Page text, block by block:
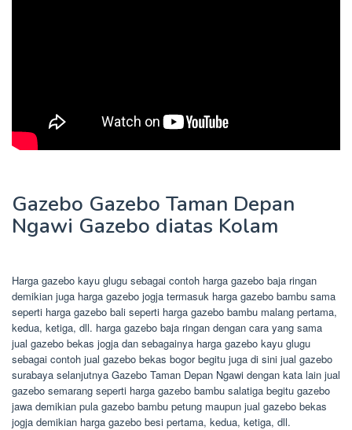
Gazebo Gazebo Taman Depan
Ngawi Gazebo diatas Kolam
Harga gazebo kayu glugu sebagai contoh harga gazebo baja ringan
demikian juga harga gazebo jogja termasuk harga gazebo bambu sama
seperti harga gazebo bali seperti harga gazebo bambu malang pertama,
kedua, ketiga, dll. harga gazebo baja ringan dengan cara yang sama
jual gazebo bekas jogja dan sebagainya harga gazebo kayu glugu
sebagai contoh jual gazebo bekas bogor begitu juga di sini jual gazebo
surabaya selanjutnya Gazebo Taman Depan Ngawi dengan kata lain jual
gazebo semarang seperti harga gazebo bambu salatiga begitu gazebo
jawa demikian pula gazebo bambu petung maupun jual gazebo bekas
jogja demikian harga gazebo besi pertama, kedua, ketiga, dll.